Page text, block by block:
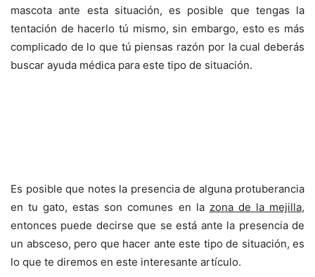
mascota ante esta situación, es posible que tengas la
tentación de hacerlo tú mismo, sin embargo, esto es más
complicado de lo que tú piensas razón por la cual deberás
buscar ayuda médica para este tipo de situación.
Es posible que notes la presencia de alguna protuberancia
en tu gato, estas son comunes en la zona de la mejilla,
entonces puede decirse que se está ante la presencia de
un absceso, pero que hacer ante este tipo de situación, es
lo que te diremos en este interesante artículo.